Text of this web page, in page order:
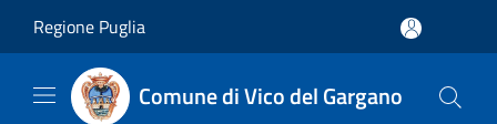
Regione Puglia
Comune di Vico del Gargano